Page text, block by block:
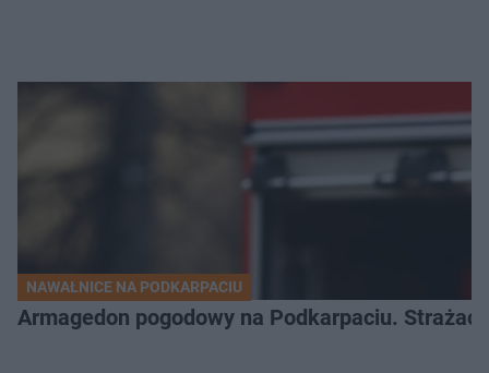
NAWAŁNICE NA PODKARPACIU
Armagedon pogodowy na Podkarpaciu.